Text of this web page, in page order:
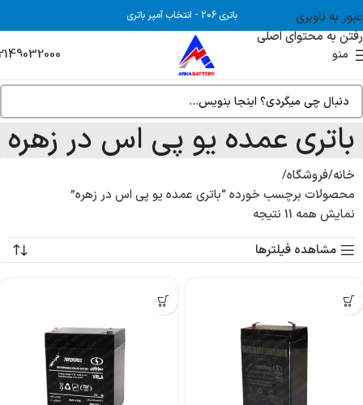
عبور به ناوبری
رفتن به محتوای اصلی
باتری 206 - انتخاب آمپر باتری
منو
باتری عمده یو پی اس در زهره
خانه فروشگاه
محصولات برچسب خورده “باتری عمده یو پی اس در زهره”
نمایش همه 11 نتیجه
مشاهده فیلترها